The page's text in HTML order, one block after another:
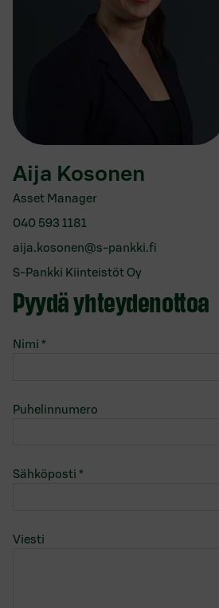
Aija Kosonen
Asset Manager
040 593 1181
aija.kosonen@s-pankki.fi
S-Pankki Kiinteistöt Oy
Pyydä yhteydenottoa
Nimi *
Puhelinnumero
Sähköposti *
Viesti